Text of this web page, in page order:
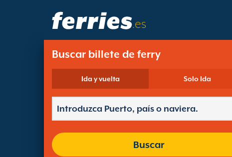
.es
Buscar billete de ferry
Ida y vuelta Solo Ida
Buscar